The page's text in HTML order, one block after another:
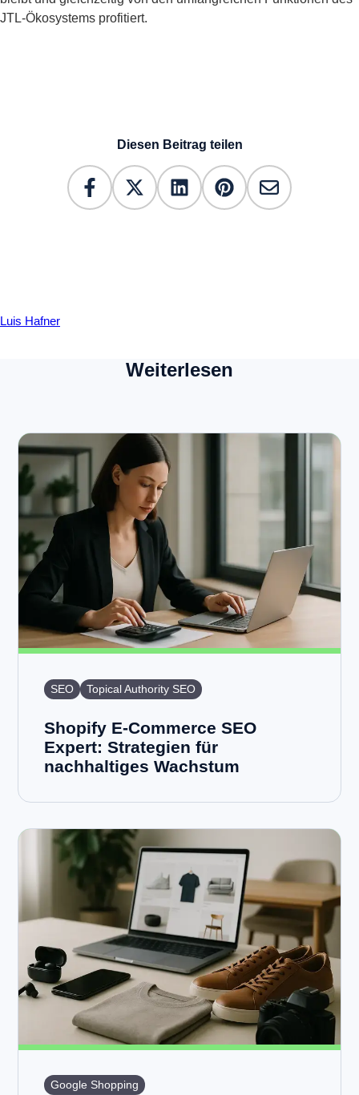
JTL-Ökosystems profitiert.
Diesen Beitrag teilen
Luis Hafner
Weiterlesen
SEO Topical Authority SEO
Shopify E-Commerce SEO
Expert: Strategien für
nachhaltiges Wachstum
Google Shopping